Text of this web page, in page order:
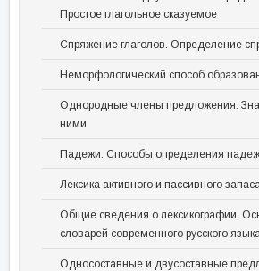
Простое глагольное сказуемое
Спряжение глаголов. Определение
Неморфологический способ
Однородные члены предложения.
ними
Падежи. Способы определения
Лексика активного и пассивного
Общие сведения о лексикографии.
словарей современного русского языка
Односоставные и двусоставные